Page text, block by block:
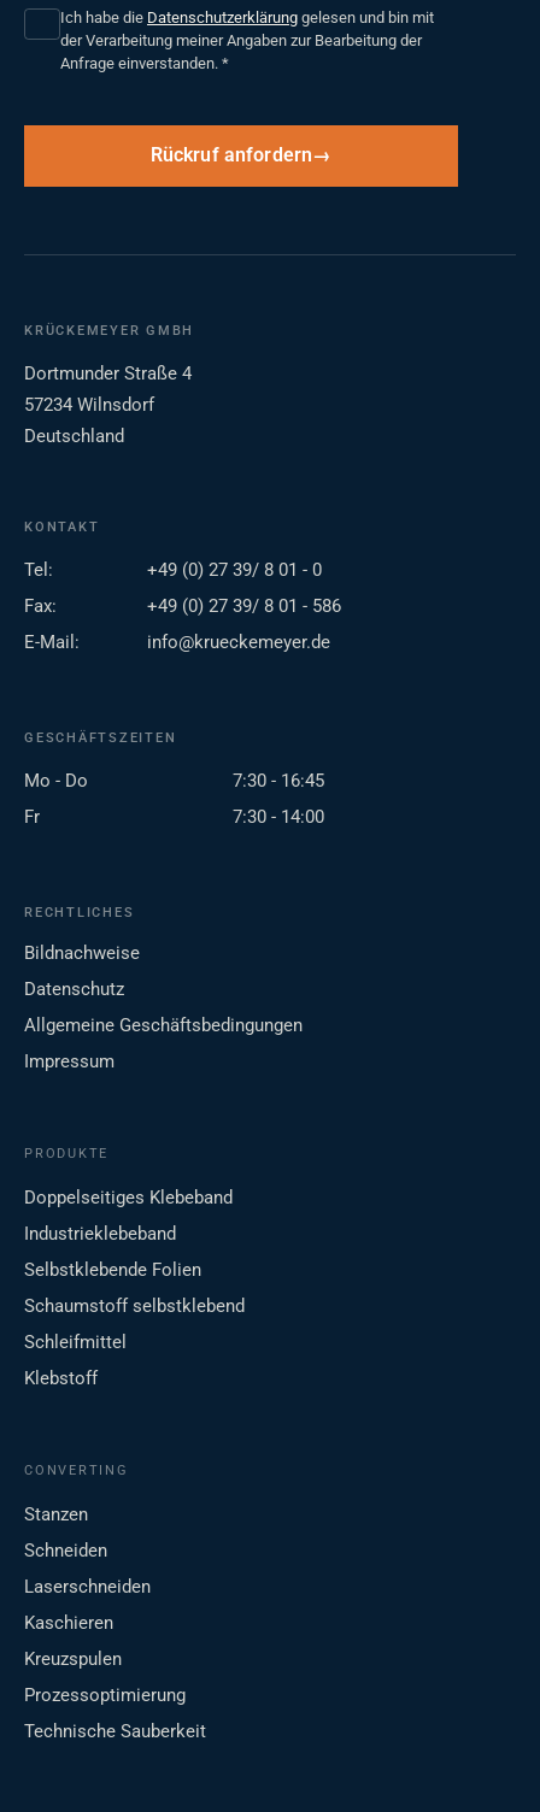
Ich habe die Datenschutzerklärung gelesen und bin mit
der Verarbeitung meiner Angaben zur Bearbeitung der
Anfrage einverstanden. *
Rückruf anfordern
KRÜCKEMEYER GMBH
Dortmunder Straße 4
57234 Wilnsdorf
Deutschland
KONTAKT
Tel:
+49 (0) 27 39/ 8 01 - 0
Fax:
+49 (0) 27 39/ 8 01 - 586
E-Mail:
info@krueckemeyer.de
GESCHÄFTSZEITEN
Mo - Do
7:30 - 16:45
Fr
7:30 - 14:00
RECHTLICHES
Bildnachweise
Datenschutz
Allgemeine Geschäftsbedingungen
Impressum
PRODUKTE
Doppelseitiges Klebeband
Industrieklebeband
Selbstklebende Folien
Schaumstoff selbstklebend
Schleifmittel
Klebstoff
CONVERTING
Stanzen
Schneiden
Laserschneiden
Kaschieren
Kreuzspulen
Prozessoptimierung
Technische Sauberkeit